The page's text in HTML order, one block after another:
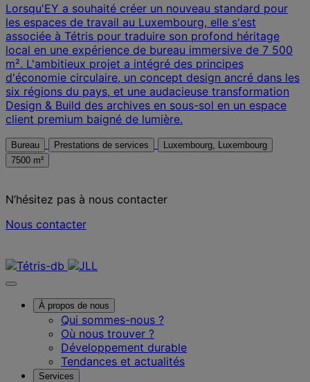
Lorsqu'EY a souhaité créer un nouveau standard pour
les espaces de travail au Luxembourg, elle s'est
associée à Tétris pour traduire son profond héritage
local en une expérience de bureau immersive de 7 500
m². L'ambitieux projet a intégré des principes
d'économie circulaire, un concept design ancré dans les
six régions du pays, et une audacieuse transformation
Design & Build des archives en sous-sol en un espace
client premium baigné de lumière.
Bureau Prestations de services
Luxembourg, Luxembourg
7500 m²
N’hésitez pas à nous contacter
Nous contacter
À propos de nous
Qui sommes-nous ?
Où nous trouver ?
Développement durable
Tendances et actualités
Services